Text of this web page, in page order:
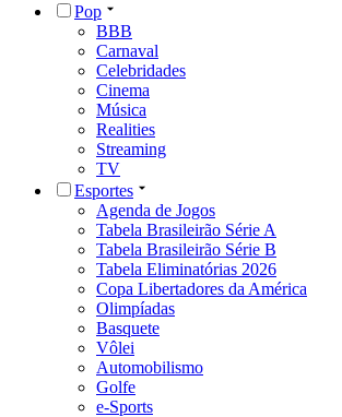
Pop
BBB
Carnaval
Celebridades
Cinema
Música
Realities
Streaming
TV
Esportes
Agenda de Jogos
Tabela Brasileirão Série A
Tabela Brasileirão Série B
Tabela Eliminatórias 2026
Copa Libertadores da América
Olimpíadas
Basquete
Vôlei
Automobilismo
Golfe
e-Sports